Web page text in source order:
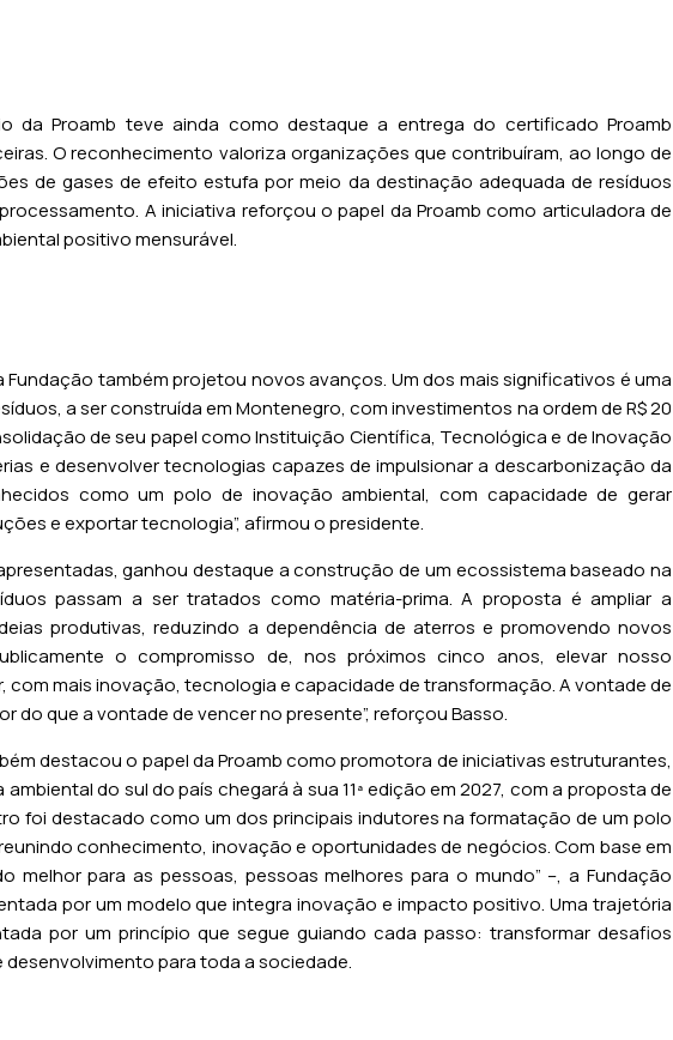
Proamb teve ainda como destaque a entrega do certificado Proamb
O reconhecimento valoriza organizações que contribuíram, ao longo de
de gases de efeito estufa por meio da destinação adequada de resíduos
A iniciativa reforçou o papel da Proamb como articuladora de
positivo mensurável.
também projetou novos avanços. Um dos mais significativos é uma
a ser construída em Montenegro, com investimentos na ordem de R$ 20
de seu papel como Instituição Científica, Tecnológica e de Inovação
e desenvolver tecnologias capazes de impulsionar a descarbonização da
como um polo de inovação ambiental, com capacidade de gerar
e exportar tecnologia”, afirmou o presidente.
ganhou destaque a construção de um ecossistema baseado na
passam a ser tratados como matéria-prima. A proposta é ampliar a
produtivas, reduzindo a dependência de aterros e promovendo novos
o compromisso de, nos próximos cinco anos, elevar nosso
com mais inovação, tecnologia e capacidade de transformação. A vontade de
do que a vontade de vencer no presente”, reforçou Basso.
destacou o papel da Proamb como promotora de iniciativas estruturantes,
ambiental do sul do país chegará à sua 11ª edição em 2027, com a proposta de
foi destacado como um dos principais indutores na formatação de um polo
conhecimento, inovação e oportunidades de negócios. Com base em
melhor para as pessoas, pessoas melhores para o mundo” –, a Fundação
por um modelo que integra inovação e impacto positivo. Uma trajetória
por um princípio que segue guiando cada passo: transformar desafios
para toda a sociedade.